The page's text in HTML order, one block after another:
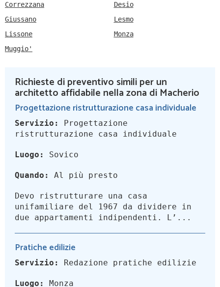
Correzzana
Desio
Giussano
Lesmo
Lissone
Monza
Muggio'
Richieste di preventivo simili per un
architetto affidabile nella zona di Macherio
Progettazione ristrutturazione casa individuale
Servizio:
Progettazione
ristrutturazione casa individuale
Luogo: Sovico
Quando: Al più presto
Devo ristrutturare una casa
unifamiliare del 1967 da dividere in
due appartamenti indipendenti. L’...
Pratiche edilizie
Servizio: Redazione pratiche edilizie
Luogo: Monza